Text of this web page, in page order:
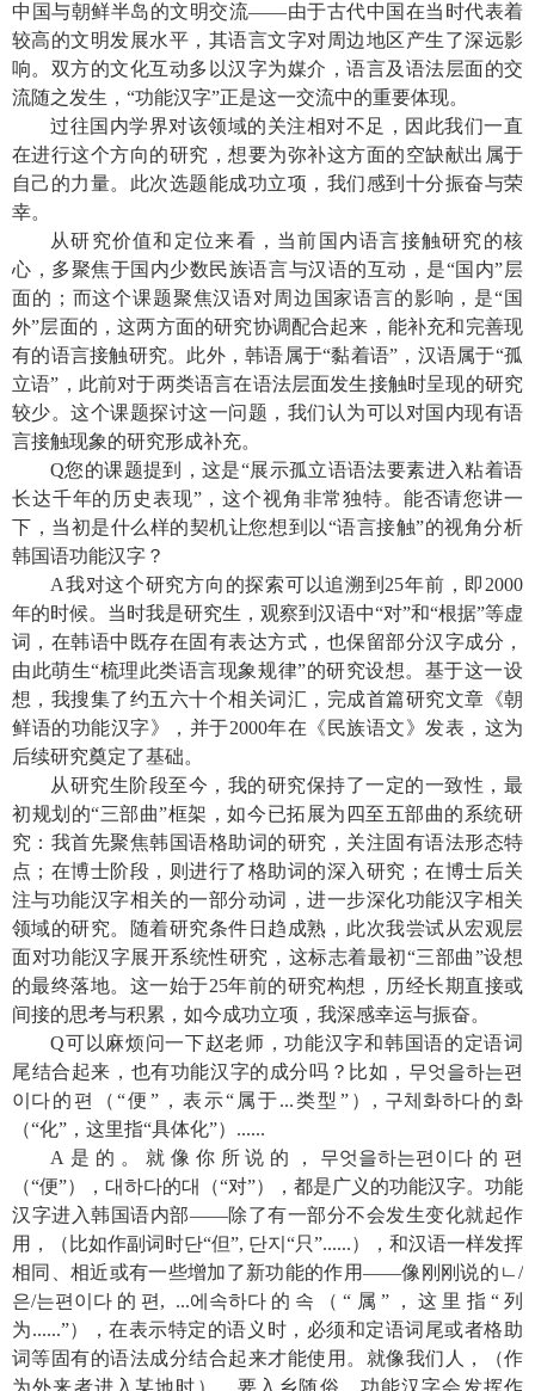
中国与朝鲜半岛的文明交流——由于古代中国在当时代表着
较高的文明发展水平，其语言文字对周边地区产生了深远影
响。双方的文化互动多以汉字为媒介，语言及语法层面的交
流随之发生，“功能汉字”正是这一交流中的重要体现。
过往国内学界对该领域的关注相对不足，因此我们一直
在进行这个方向的研究，想要为弥补这方面的空缺献出属于
自己的力量。此次选题能成功立项，我们感到十分振奋与荣
幸。
从研究价值和定位来看，当前国内语言接触研究的核
心，多聚焦于国内少数民族语言与汉语的互动，是“国内”层
面的；而这个课题聚焦汉语对周边国家语言的影响，是“国
外”层面的，这两方面的研究协调配合起来，能补充和完善现
有的语言接触研究。此外，韩语属于“黏着语”，汉语属于“孤
立语”，此前对于两类语言在语法层面发生接触时呈现的研究
较少。这个课题探讨这一问题，我们认为可以对国内现有语
言接触现象的研究形成补充。
Q您的课题提到，这是“展示孤立语语法要素进入粘着语
长达千年的历史表现”，这个视角非常独特。能否请您讲一
下，当初是什么样的契机让您想到以“语言接触”的视角分析
韩国语功能汉字？
A我对这个研究方向的探索可以追溯到 25年前，即 2000
年的时候。当时我是研究生，观察到汉语中“对”和“根据”等虚
词，在韩语中既存在固有表达方式，也保留部分汉字成分，
由此萌生“梳理此类语言现象规律”的研究设想。基于这一设
想，我搜集了约五六十个相关词汇，完成首篇研究文章《朝
鲜语的功能汉字》，并于2000年在《民族语文》发表，这为
后续研究奠定了基础。
从研究生阶段至今，我的研究保持了一定的一致性，最
初规划的“三部曲”框架，如今已拓展为四至五部曲的系统研
究：我首先聚焦韩国语格助词的研究，关注固有语法形态特
点；在博士阶段，则进行了格助词的深入研究；在博士后关
注与功能汉字相关的一部分动词，进一步深化功能汉字相关
领域的研究。随着研究条件日趋成熟，此次我尝试从宏观层
面对功能汉字展开系统性研究，这标志着最初“三部曲”设想
的最终落地。这一始于25年前的研究构想，历经长期直接或
间接的思考与积累，如今成功立项，我深感幸运与振奋。
Q可以麻烦问一下赵老师，功能汉字和韩国语的定语词
尾结合起来，也有功能汉字的成分吗？比如， 무엇을하는편
이다的 편 （“便”，表示“属于...类型”） , 구체화하다的 화
（“化”，这里指“具体化”） ......
A 是的。就像你所说的， 무엇을하는편이다 的 편
（“便”）， 대하다的대
（“对”），都是广义的功能汉字。功能
汉字进入韩国语内部——除了有一部分不会发生变化就起作
用，（比如作副词时단“但”, 단지 “只”......），和汉语一样发挥
相同、相近或有一些增加了新功能的作用——像刚刚说的 ㄴ/
은/는편이다 的 편 , ...에 속하다的 속 （“属”，这里指“列
为......”），在表示特定的语义时，必须和定语词尾或者格助
词等固有的语法成分结合起来才能使用。 就像我们人，（作